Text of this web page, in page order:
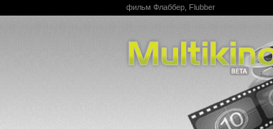
Multikino
фильм Флаббер, Flubber